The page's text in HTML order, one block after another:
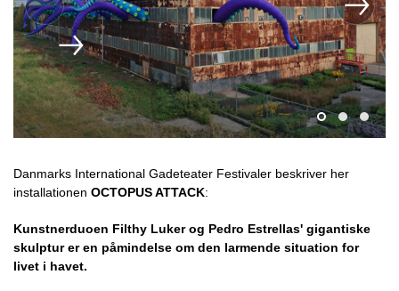
Danmarks International Gadeteater Festivaler beskriver her
installationen OCTOPUS ATTACK:
Kunstnerduoen Filthy Luker og Pedro Estrellas' gigantiske
skulptur er en påmindelse om den larmende situation for
livet i havet.